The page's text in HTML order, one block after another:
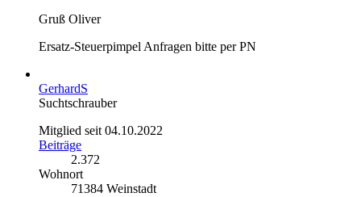
Gruß Oliver
Ersatz-Steuerpimpel Anfragen bitte per PN
GerhardS
Suchtschrauber
Mitglied seit 04.10.2022
Beiträge
2.372
Wohnort
71384 Weinstadt